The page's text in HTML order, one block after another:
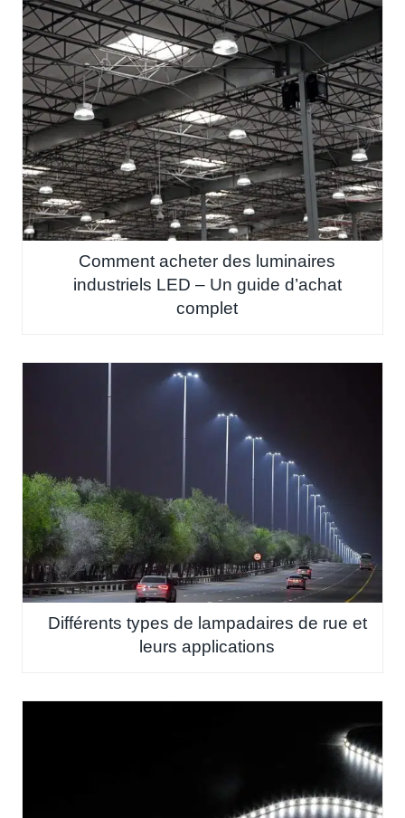
Comment acheter des luminaires
industriels LED – Un guide d’achat
complet
Différents types de lampadaires de rue et
leurs applications